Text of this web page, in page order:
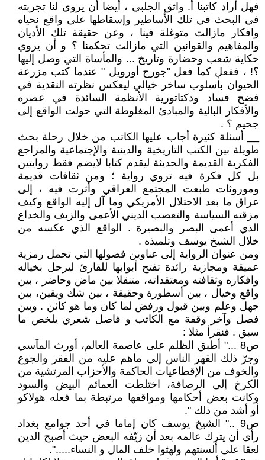
فهل أراد كاتبنا أ. واثق الجلبي ، أيضا أن يروي لنا تجربته
في البحث في تلك الأساطير وإسقاطها على واقع نحياه
وافكار مازالت متوغلة فينا ، وعن حقيقة تلك الأديان
والمفاهيم والقوانين التي مازالت تحكمنا ؟ و أن يروي
حكاية شعب وحضارة وتاريخ ... والمأساة التي وصل إليها
؟! ، ففعل كما فعل "جورج أورويل " عندما كتب مزرعة
الحيوان بأسلوب ساخر خيالي ليعكس نظرته النقدية في
فضح فساد ودكتاتورية الأنظمة السائدة في عصره
والأفكار البالية والمبادئ المغلوطة التي حولت الواقع إلى
جحيم ؟ .
__ أسئلة كثيرة أجاب عليها الكاتب من خلال رحلة بحث
طويلة بين الكتب التاريخية والدينية والإجتماعية والمراجع
الفكرية القديمة والحديثة ليقدم كتابا لايضم فقط روايتين
بل كل فكرة فيه تروي رواية ؛ ومن ثقافات قديمة
وموروثات طبعت المجتمع العراقي وأثرت فيه ، إلى
عراق ما بعد الاحتلال الأمريكي وما آل إليه الواقع وكيف
مزقته السياسة والتعصب الديني الأعمى والزيف والخداع
الذي أعمى البصر والبصيرة . الواقع الذي عكسه من
خلال الشيخ يوسف وتلميذه .
ومن عنوان الرواية إلى عناوين فصولها التي تحمل رمزية
عميقة ومجازية رائدة تفتح أبوابها للقارئ ليرحل بخياله
وافكاره وثقافته ومعتقداته، متنقلا بين ماض وحاضر ، بين
واقع وخيال ، بين أسطورة وحقيقة ، بين شك ويقين، بين
جهل وعلم وبين قبول ورفض لما كان وما هو كائن . وبين
فصل وآخر وقفة مع الكاتب و فاصل شعري يلخص ما
سبق . فنقرأ مثلا :
ص8 ..." أطبق الظلم على عاصمة العالم، أورث المآسي
وجرّ ذلك القهر الناس إلى ماهم عليه من الفقر والجوع
والخوف من الإقطاعيات الحاكمة والأحزاب المرتشية من
الكرخ إلى الرصافة، اختلطت العمائم البيض والسود
وكانت بعض أحكامها ومواقفها مرتبطة بما فعله هولاكو
أو أشد من ذلك ".
ص9 .." الشيخ يوسف كان إماما في أحد جوامع بغداد
رأى أن يترك عالمه بعد أن زيّفه البعض حيث أصبح الدين
لعقا على ألسنتهم ولهثوا خلف المال و النساء.....".